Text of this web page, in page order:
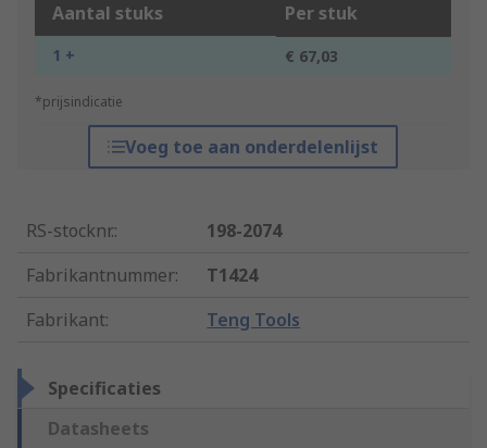
Aantal stuks Per stuk
1 + € 67,03
*prijsindicatie
Voeg toe aan onderdelenlijst
RS-stocknr.:
198-2074
Fabrikantnummer:
T1424
Fabrikant: Teng Tools
Specificaties
Datasheets